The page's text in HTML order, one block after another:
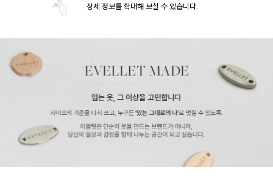
상세 정보를 확대해 보실 수 있습니다.